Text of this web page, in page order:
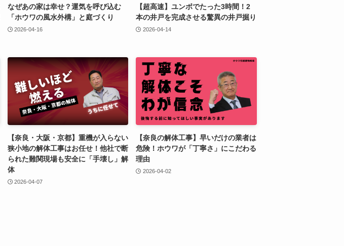
なぜあの家は幸せ？運気を呼び込む
「ホウワの風水外構」と庭づくり
2026-04-16
【超高速】ユンボでたった3時間！2
本の井戸を完成させる驚異の井戸掘り
2026-04-14
【奈良・大阪・京都】重機が入らない
狭小地の解体工事はお任せ！他社で断
られた難関現場も安全に「手壊し」解
体
2026-04-07
【奈良の解体工事】早いだけの業者は
危険！ホウワが「丁寧さ」にこだわる
理由
2026-04-02